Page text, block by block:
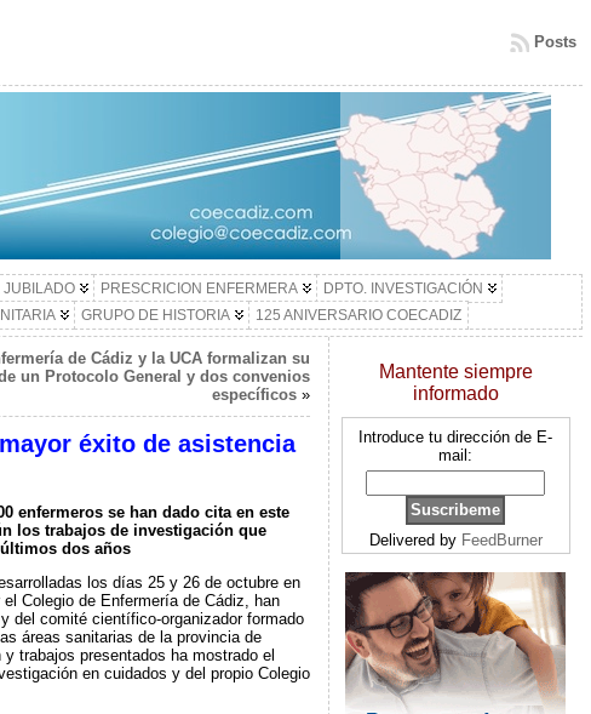
Posts
JUBILADO PRESCRICION ENFERMERA
DPTO. INVESTIGACIÓN
GRUPO DE HISTORIA 125 ANIVERSARIO COECADIZ
de Cádiz y la UCA formalizan su
un Protocolo General y dos convenios
específicos»
éxito de asistencia
enfermeros se han dado cita en este
los trabajos de investigación que
dos años
los días 25 y 26 de octubre en
Colegio de Enfermería de Cádiz, han
del comité científico-organizador formado
áreas sanitarias de la provincia de
trabajos presentados ha mostrado el
en cuidados y del propio Colegio
Mantente siempre
informado
Introduce tu dirección de E-
mail:
Delivered by FeedBurner